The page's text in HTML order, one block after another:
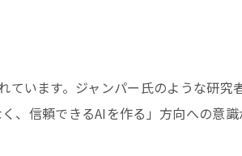
います。ジャンパー氏のような研究
、信頼できるAIを作る」方向への意識